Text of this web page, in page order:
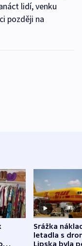
lidí, venku
později na
Srážka
letadla s
Lipska byla